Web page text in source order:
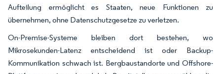
Aufteilung ermöglicht es Staaten, neue Funktionen zu
übernehmen, ohne Datenschutzgesetze zu verletzen.
On-Premise-Systeme bleiben dort bestehen, wo
Mikrosekunden-Latenz entscheidend ist oder Backup-
Kommunikation schwach ist. Bergbaustandorte und Offshore-